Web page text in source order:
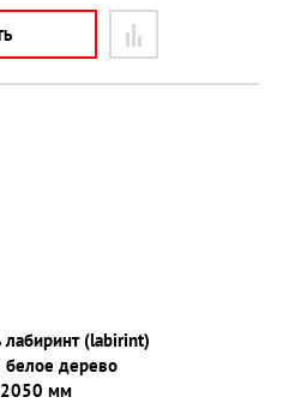
(labirint)
белое дерево
мм